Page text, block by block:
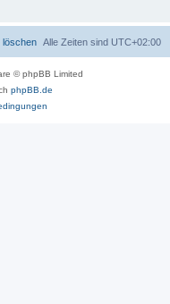
Alle Zeiten sind UTC+02:00
löschen
© phpBB Limited
phpBB.de